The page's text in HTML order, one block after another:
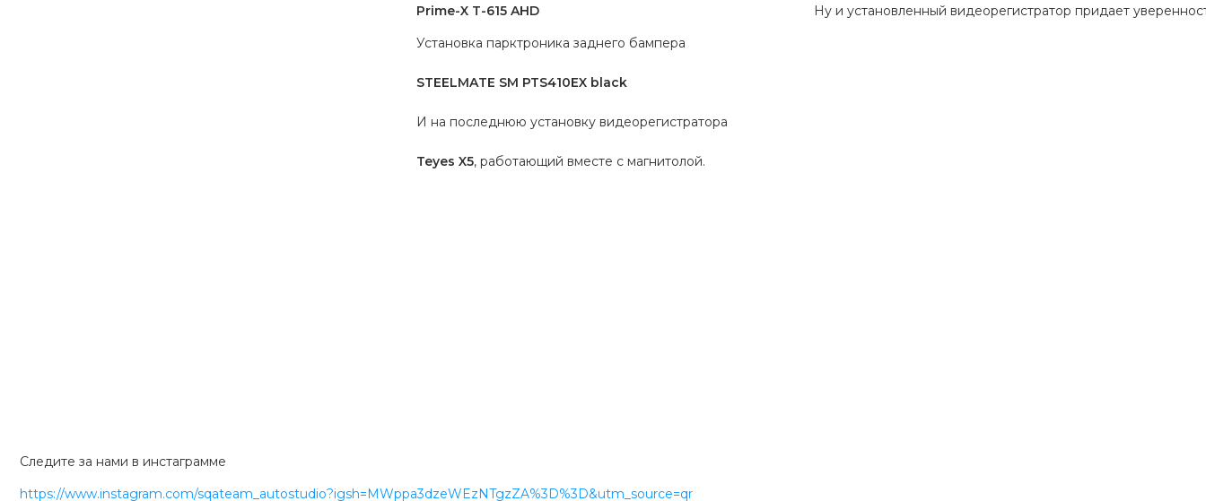
Prime-X T-615 AHD
Установка парктроника заднего бампера
STEELMATE SM PTS410EX black
И на последнюю установку видеорегистратора
Teyes X5, работающий вместе с магнитолой.
Ну и установленный видеорегистратор придает
Следите за нами в инстаграмме
https://www.instagram.com/sqateam_autostudio?igsh=MWppa3dzeWEzNTgzZA%3D%3D&utm_source=qr